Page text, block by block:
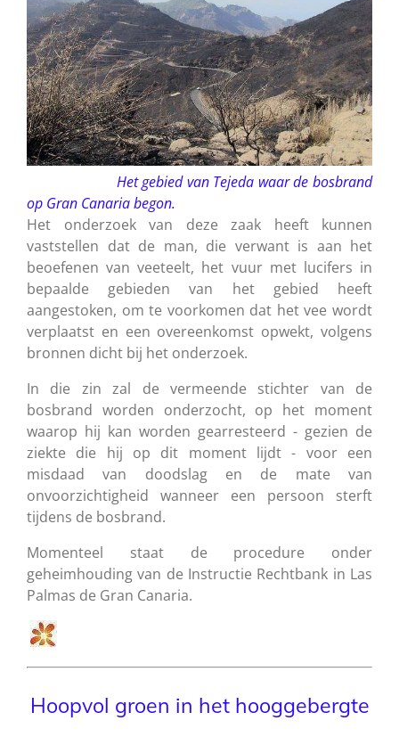
Het gebied van Tejeda waar de bosbrand
op Gran Canaria begon.
Het onderzoek van deze zaak heeft kunnen
vaststellen dat de man, die verwant is aan het
beoefenen van veeteelt, het vuur met lucifers in
bepaalde gebieden van het gebied heeft
aangestoken, om te voorkomen dat het vee wordt
verplaatst en een overeenkomst opwekt, volgens
bronnen dicht bij het onderzoek.
In die zin zal de vermeende stichter van de
bosbrand worden onderzocht, op het moment
waarop hij kan worden gearresteerd - gezien de
ziekte die hij op dit moment lijdt - voor een
misdaad van doodslag en de mate van
onvoorzichtigheid wanneer een persoon sterft
tijdens de bosbrand.
Momenteel staat de procedure onder
geheimhouding van de Instructie Rechtbank in Las
Palmas de Gran Canaria.
Hoopvol groen in het hooggebergte